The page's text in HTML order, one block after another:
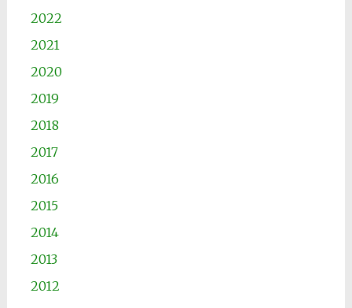
2022
2021
2020
2019
2018
2017
2016
2015
2014
2013
2012